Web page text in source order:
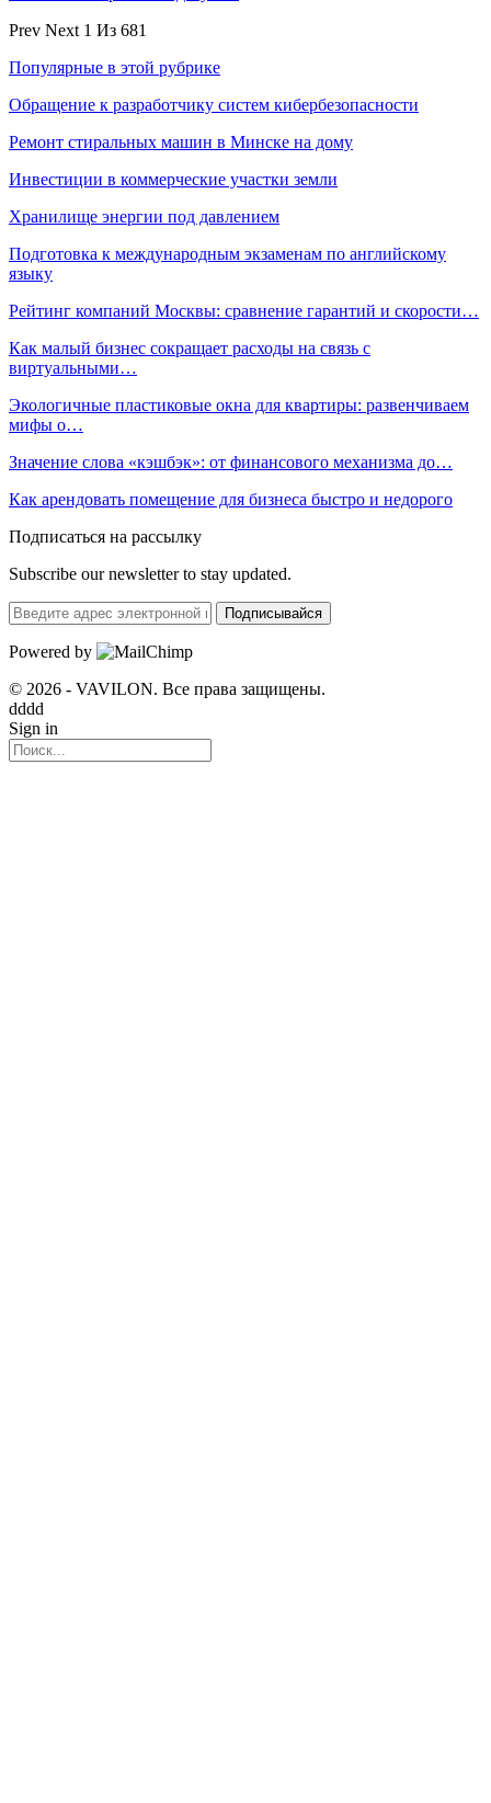
Prev Next 1 Из 681
Популярные в этой рубрике
Обращение к разработчику систем кибербезопасности
Ремонт стиральных машин в Минске на дому
Инвестиции в коммерческие участки земли
Хранилище энергии под давлением
Подготовка к международным экзаменам по английскому
языку
Рейтинг компаний Москвы: сравнение гарантий и скорости…
Как малый бизнес сокращает расходы на связь с
виртуальными…
Экологичные пластиковые окна для квартиры: развенчиваем
мифы о…
Значение слова «кэшбэк»: от финансового механизма до…
Как арендовать помещение для бизнеса быстро и недорого
Подписаться на рассылку
Subscribe our newsletter to stay updated.
Подписывайся
Powered by
© 2026 - VAVILON. Все права защищены.
dddd
Sign in